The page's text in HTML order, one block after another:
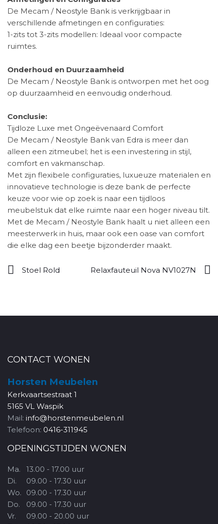
De Mecam / Neostyle Bank is verkrijgbaar in
verschillende afmetingen en configuraties:
1-zits tot 3-zits modellen: Ideaal voor compacte
ruimtes.
Onderhoud en Duurzaamheid
De Mecam / Neostyle Bank is ontworpen met het oog
op duurzaamheid en eenvoudig onderhoud.
Conclusie:
Tijdloze Luxe met Ongeëvenaard Comfort
De Mecam / Neostyle Bank van Edra is meer dan
alleen een zitmeubel; het is een investering in stijl,
comfort en vakmanschap.
Met zijn flexibele configuraties, luxueuze materialen en
innovatieve technologie is deze bank de perfecte
keuze voor wie op zoek is naar een tijdloos
meubelstuk dat elke ruimte naar een hoger niveau tilt.
Met de Mecam / Neostyle Bank haalt u niet alleen een
meesterwerk in huis, maar ook een oase van comfort
die elke dag een beetje bijzonderder maakt.
Stoel Rold Relaxfauteuil Nova NV1027N
CONTACT WONEN
Horsten Meubelen
Kerkvaartsestraat 1
5165 VL Waspik
Mail: info@horstenmeubelen.nl
Telefoon: 0416-311945
OPENINGSTIJDEN WONEN
Ma.
Di.
Wo.
Do.
Vr.
13.00 - 17.00 uur
09.00 - 17.30 uur
09.00 - 17.30 uur
09.00 - 17.30 uur
09.00 - 20.00 uur